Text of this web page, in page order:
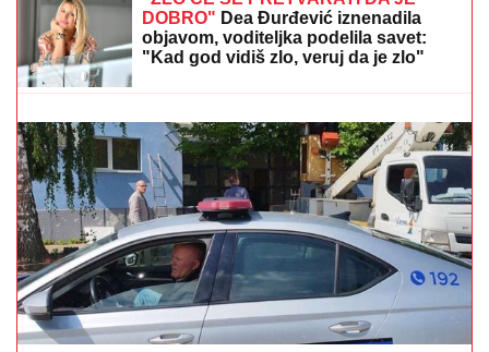
TAMARA ĐURIĆ DAJE 560.000 EVRA KAO JEMSTVO
ZA BIVŠEG MUŽAŽeli da se brani sa slobode:
"Verujem da bi i on to uradio za mene", ovo su svi
detalji
NOVAK ĐOKOVIĆ ČEKAO U REDU
DA KUPI SLADOLED
Prodavačica iz
Crne Gore otkrila nepoznat detalj o
našem teniseru, evo kako se ponaša
na letovanju